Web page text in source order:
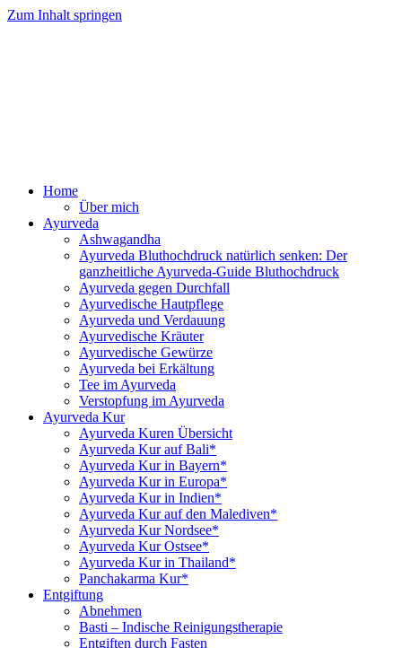
Zum Inhalt springen
Home
Über mich
Ayurveda
Ashwagandha
Ayurveda Bluthochdruck natürlich senken: Der
ganzheitliche Ayurveda-Guide Bluthochdruck
Ayurveda gegen Durchfall
Ayurvedische Hautpflege
Ayurveda und Verdauung
Ayurvedische Kräuter
Ayurvedische Gewürze
Ayurveda bei Erkältung
Tee im Ayurveda
Verstopfung im Ayurveda
Ayurveda Kur
Ayurveda Kuren Übersicht
Ayurveda Kur auf Bali*
Ayurveda Kur in Bayern*
Ayurveda Kur in Europa*
Ayurveda Kur in Indien*
Ayurveda Kur auf den Malediven*
Ayurveda Kur Nordsee*
Ayurveda Kur Ostsee*
Ayurveda Kur in Thailand*
Panchakarma Kur*
Entgiftung
Abnehmen
Basti – Indische Reinigungstherapie
Entgiften durch Fasten